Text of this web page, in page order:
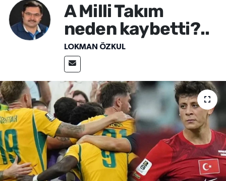
A Milli Takım
neden kaybetti?..
LOKMAN ÖZKUL
Sağlık
Eğitim
Sivil Toplum
Ekonomi
Magazin
Etkinlikler